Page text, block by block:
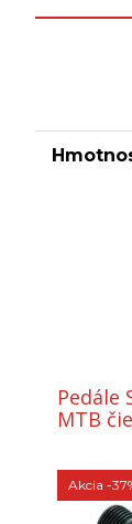
Pedále
MTB
Akcia -